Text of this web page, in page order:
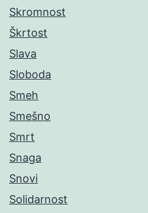
Skromnost
Škrtost
Slava
Sloboda
Smeh
Smešno
Smrt
Snaga
Snovi
Solidarnost